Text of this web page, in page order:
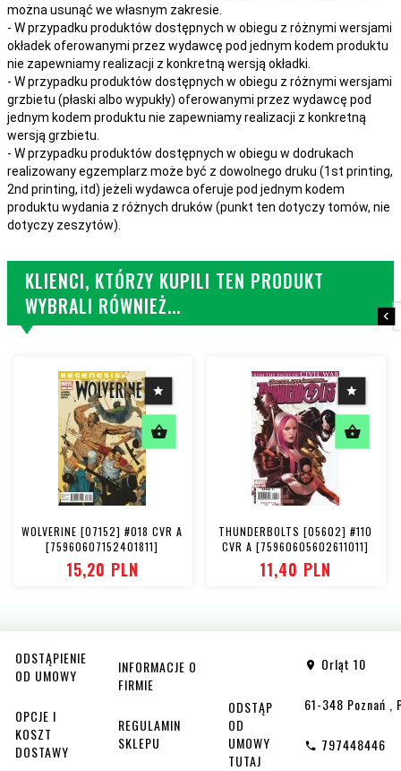
można usunąć we własnym zakresie.
- W przypadku produktów dostępnych w obiegu z różnymi wersjami
okładek oferowanymi przez wydawcę pod jednym kodem produktu
nie zapewniamy realizacji z konkretną wersją okładki.
- W przypadku produktów dostępnych w obiegu z różnymi wersjami
grzbietu (płaski albo wypukły) oferowanymi przez wydawcę pod
jednym kodem produktu nie zapewniamy realizacji z konkretną
wersją grzbietu.
- W przypadku produktów dostępnych w obiegu w dodrukach
realizowany egzemplarz może być z dowolnego druku (1st printing,
2nd printing, itd) jeżeli wydawca oferuje pod jednym kodem
produktu wydania z różnych druków (punkt ten dotyczy tomów, nie
dotyczy zeszytów).
KLIENCI, KTÓRZY KUPILI TEN PRODUKT
WYBRALI RÓWNIEŻ...
WOLVERINE [07152] #018 CVR A
[75960607152401811]
15,20 PLN
THUNDERBOLTS [05602] #110
CVR A [75960605602611011]
11,40 PLN
ODSTĄPIENIE
OD UMOWY
OPCJE I
KOSZT
DOSTAWY
INFORMACJE O
FIRMIE
REGULAMIN
SKLEPU
ODSTĄP
OD
UMOWY
TUTAJ
Orląt 10
61-348 Poznań
797448446